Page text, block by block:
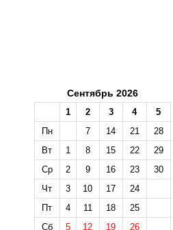
Сентябрь 2026
1 2 3 4
5
Пн
7 14 21
28
Вт
1 8 15 22
29
Ср
2 9 16 23
30
Чт
3 10 17
24
Пт
4 11 18
25
Сб
5 12 19
26